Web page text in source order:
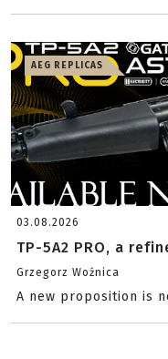
AEG REPLICAS
03.08.2026
TP-5A2 PRO, a
Grzegorz Woźnica
A new proposition is